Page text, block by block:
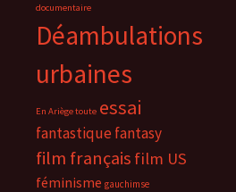
documentaire
Déambulations
urbaines
En Ariège toute essai
fantastiquefantasy
film français film US
féminisme gauchimse